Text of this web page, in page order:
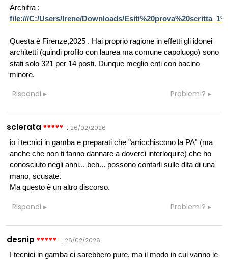
Archifra :
file:///C:/Users/Irene/Downloads/
Questa è Firenze,2025 . Hai proprio ragione in effetti gli idonei
architetti (quindi profilo con laurea ma comune capoluogo) sono
stati solo 321 per 14 posti. Dunque meglio enti con bacino
minore.
Rispondi Problemi?
sclerata : 26/02/2026
io i tecnici in gamba e preparati che "arricchiscono la PA" (ma
anche che non ti fanno dannare a doverci interloquire) che ho
conosciuto negli anni... beh... possono contarli sulle dita di una
mano, scusate.
Ma questo è un altro discorso.
Rispondi Problemi?
desnip : 26/02/2026
I tecnici in gamba ci sarebbero pure, ma il modo in cui vanno le